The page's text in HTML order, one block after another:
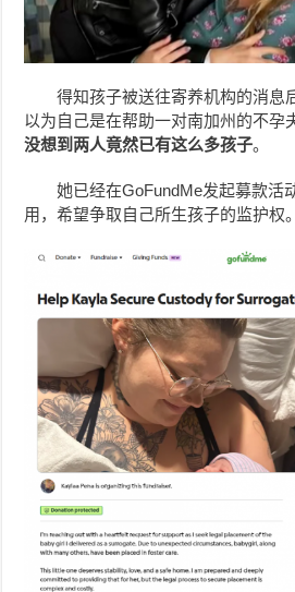
得知孩子被送往寄养机构的消息
以为自己是在帮助一对南加州的不孕
没想到两人竟然已有这么多孩子。
她已经在GoFundMe发起募款活
用，希望争取自己所生孩子的监护权。